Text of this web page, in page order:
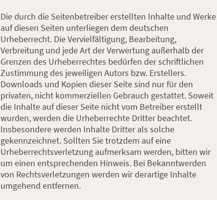
Die durch die Seitenbetreiber erstellten Inhalte und Werke
auf diesen Seiten unterliegen dem deutschen
Urheberrecht. Die Vervielfältigung, Bearbeitung,
Verbreitung und jede Art der Verwertung außerhalb der
Grenzen des Urheberrechtes bedürfen der schriftlichen
Zustimmung des jeweiligen Autors bzw. Erstellers.
Downloads und Kopien dieser Seite sind nur für den
privaten, nicht kommerziellen Gebrauch gestattet. Soweit
die Inhalte auf dieser Seite nicht vom Betreiber erstellt
wurden, werden die Urheberrechte Dritter beachtet.
Insbesondere werden Inhalte Dritter als solche
gekennzeichnet. Sollten Sie trotzdem auf eine
Urheberrechtsverletzung aufmerksam werden, bitten wir
um einen entsprechenden Hinweis. Bei Bekanntwerden
von Rechtsverletzungen werden wir derartige Inhalte
umgehend entfernen.